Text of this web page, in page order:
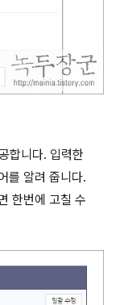
합니다. 입력한
를 알려 줍니다.
한번에 고칠 수